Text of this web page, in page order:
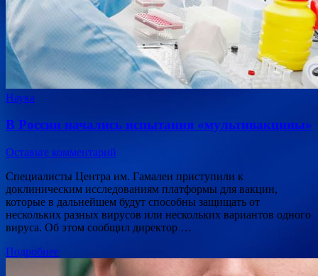
Наука
В России начались испытания «мультивакцины»
Оставьте комментарий
Специалисты Центра им. Гамалеи приступили к
доклиническим исследованиям платформы для вакцин,
которые в дальнейшем будут способны защищать от
нескольких разных вирусов или нескольких вариантов одного
вируса. Об этом сообщил директор …
Подробнее